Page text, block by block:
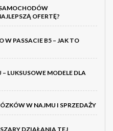
OFERTĘ?
W PASSACIE B5 – JAK TO
LUKSUSOWE MODELE DLA
W NAJMU I SPRZEDAŻY
DZIAŁANIA TEJ